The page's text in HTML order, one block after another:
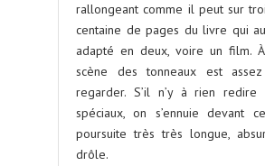
rallongeant comme il peut sur
centaine de pages du livre qui
adapté en deux, voire un film.
scène des tonneaux est
regarder. S’il n’y à rien
spéciaux, on s’ennuie devant
poursuite très très longue,
drôle.